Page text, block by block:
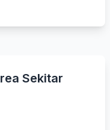
Sekitar